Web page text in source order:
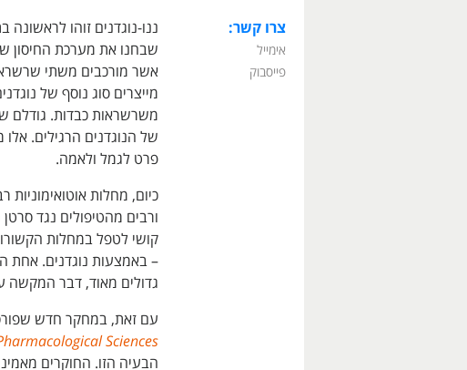
צרו קשר:
אימייל
פייסבוק
שבחנו את מערכת החיסון
אשר מורכבים משתי
מייצרים סוג נוסף של
משרשראות כבדות. גודלם
של הנוגדנים הרגילים. אלו
פרט לגמל ולאמה.
כיום, מחלות
ורבים מהטיפולים נגד
קושי לטפל במחלות
– באמצעות נוגדנים. אחת
גדולים מאוד, דבר המקשה
עם זאת, במחקר חדש
Sciences
הבעיה הזו. החוקרים